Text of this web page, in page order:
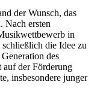
der Wunsch, das
Nach ersten
in
die Idee zu
des
auf der Förderung
insbesondere junger